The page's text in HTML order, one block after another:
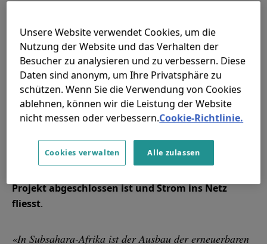
afrikanischen Ländern zu erreichen. Dafür müssten
diese Investitionen aber schnell umgesetzt und in
den Ausbau der Stromversorgung geleitet werden.
Infrastrukturprojekte sind von Natur aus langfristig.
Hinzu kommen die zusätzlichen Herausforderungen,
die die Entwicklung und der Bau von beispielsweise
Wasserkraftwerken in ländlichen Regionen von
Subsahara-Afrika mit sich bringen. Dadurch können
Projekt abgeschlossen ist und Strom ins Netz
fliesst.
«In Subsahara-Afrika ist der Ausbau der erneuerbaren
Unsere Website verwendet Cookies, um die
Nutzung der Website und das Verhalten der
Besucher zu analysieren und zu verbessern. Diese
Daten sind anonym, um Ihre Privatsphäre zu
schützen. Wenn Sie die Verwendung von Cookies
ablehnen, können wir die Leistung der Website
nicht messen oder verbessern.Cookie-Richtlinie.
Alle zulassen
Cookies verwalten